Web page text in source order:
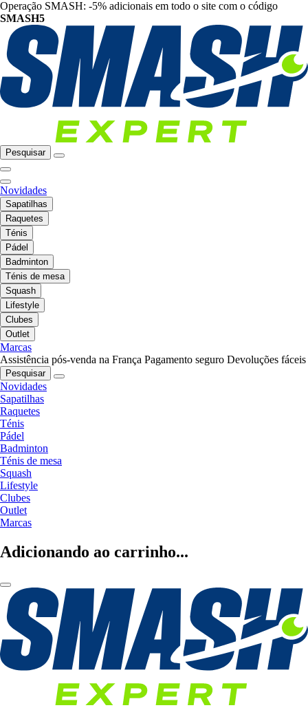
Operação SMASH: -5% adicionais em todo o site com o código
SMASH5
Pesquisar
Novidades
Sapatilhas
Raquetes
Ténis
Pádel
Badminton
Ténis de mesa
Squash
Lifestyle
Clubes
Outlet
Marcas
Assistência pós-venda na França Pagamento seguro Devoluções fáceis
Pesquisar
Novidades
Sapatilhas
Raquetes
Ténis
Pádel
Badminton
Ténis de mesa
Squash
Lifestyle
Clubes
Outlet
Marcas
Adicionando ao carrinho...